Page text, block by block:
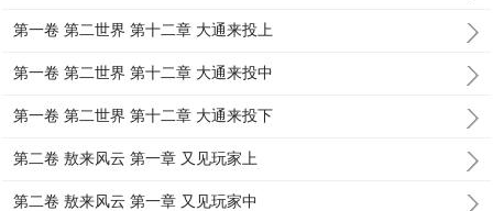
第一卷 第二世界 第十二章 大通来投上
第一卷 第二世界 第十二章 大通来投中
第一卷 第二世界 第十二章 大通来投下
第二卷 敖来风云 第一章 又见玩家上
第二卷 敖来风云 第一章 又见玩家中